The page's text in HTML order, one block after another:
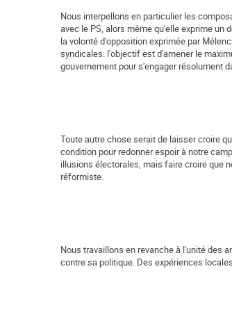
Nous interpellons en particulier les
avec le PS, alors même qu'elle exprime
la volonté d'opposition exprimée par
syndicales. l'objectif est d'amener le
gouvernement pour s'engager résolument
Toute autre chose serait de laisser croire
condition pour redonner espoir à notre
illusions électorales, mais faire croire que
réformiste.
Nous travaillons en revanche à l'unité des
contre sa politique. Des expériences